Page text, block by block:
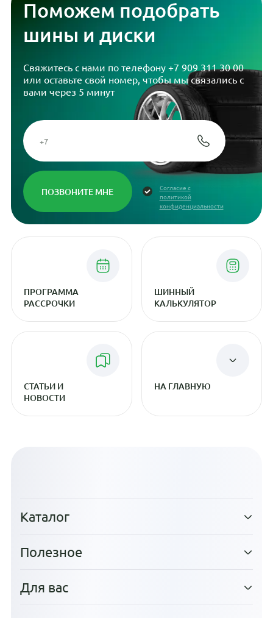
Поможем подобрать
шины и диски
Свяжитесь с нами по телефону +7 909 311 30 00
или оставьте свой номер, чтобы мы связались с
вами через 5 минут
Согласие с
политикой
конфиденциальности
ПРОГРАММА
РАССРОЧКИ
ШИННЫЙ
КАЛЬКУЛЯТОР
СТАТЬИ И
НОВОСТИ
НА ГЛАВНУЮ
Каталог
Полезное
Для вас